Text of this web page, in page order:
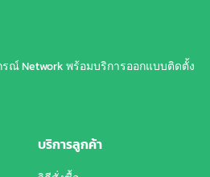
ณ์ Network พร้อมบริการออกแบบติดตั้ง
บริการลูกค้า